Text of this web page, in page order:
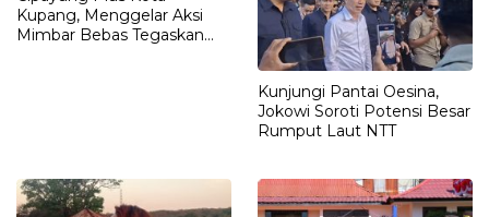
Kupang, Menggelar Aksi
Mimbar Bebas Tegaskan
Kunjungi Pantai Oesina,
Jokowi Soroti Potensi Besar
Rumput Laut NTT